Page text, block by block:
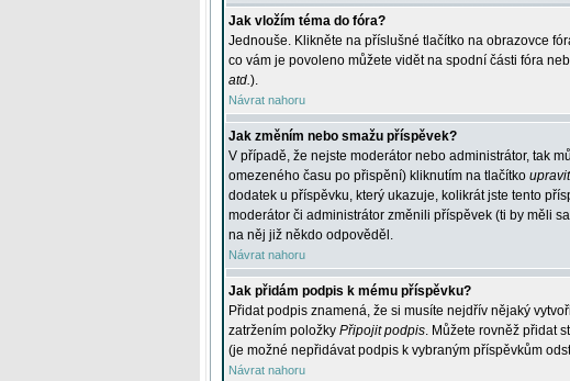
Jak vložím téma do fóra?
Jednouše. Klikněte na příslušné tlačítko na obrazovce
co vám je povoleno můžete vidět na spodní části fóra
atd.).
Návrat nahoru
Jak změním nebo smažu příspěvek?
V případě, že nejste moderátor nebo administrátor, tak
omezeného času po přispění) kliknutím na tlačítko upravit
dodatek u příspěvku, který ukazuje, kolikrát jste tento
moderátor či administrátor změnili příspěvek (ti by měli
na něj již někdo odpověděl.
Návrat nahoru
Jak přidám podpis k mému příspěvku?
Přidat podpis znamená, že si musíte nejdřív nějaký
zatržením položky Připojit podpis. Můžete rovněž přidat
(je možné nepřidávat podpis k vybraným příspěvkům
Návrat nahoru